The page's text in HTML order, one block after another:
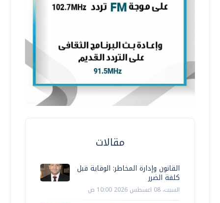
مقالات
القانون وإدارة المخاطر: الوقاية قبل
كلفة الضرر
السبت، 08 اغسطس 2026 10:00 ص